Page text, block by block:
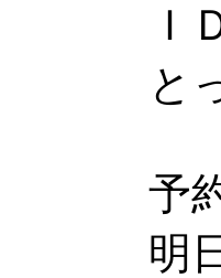
Ｉ
と
予
明